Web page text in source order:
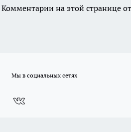
Комментарии на этой странице
Мы в социальных сетях